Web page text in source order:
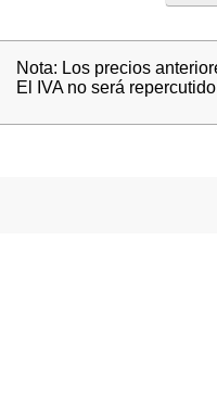
Nota: Los precios
El IVA no será